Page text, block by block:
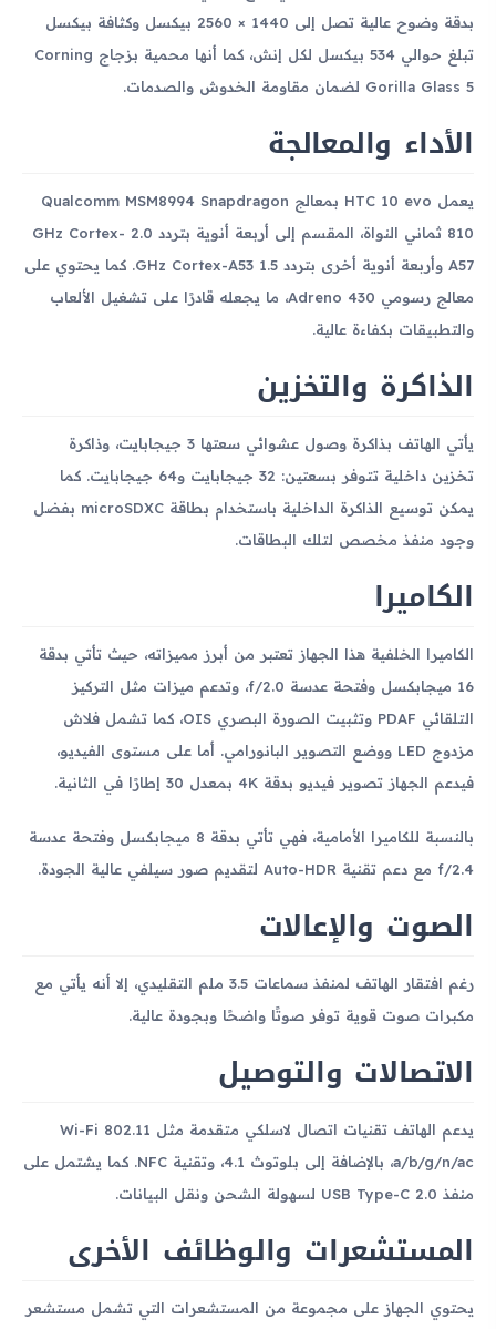
بدقة وضوح عالية تصل إلى 1440 × 2560 بيكسل وكثافة بيكسل
تبلغ حوالي 534 بيكسل لكل إنش، كما أنها محمية بزجاج Corning
Gorilla Glass 5 لضمان مقاومة الخدوش والصدمات.
الأداء والمعالجة
يعمل HTC 10 evo بمعالج Qualcomm MSM8994 Snapdragon
810 ثماني النواة، المقسم إلى أربعة أنوية بتردد 2.0 GHz Cortex-
A57 وأربعة أنوية أخرى بتردد 1.5 GHz Cortex-A53. كما يحتوي على
معالج رسومي Adreno 430، ما يجعله قادرًا على تشغيل الألعاب
والتطبيقات بكفاءة عالية.
الذاكرة والتخزين
يأتي الهاتف بذاكرة وصول عشوائي سعتها 3 جيجابايت، وذاكرة
تخزين داخلية تتوفر بسعتين: 32 جيجابايت و64 جيجابايت. كما
يمكن توسيع الذاكرة الداخلية باستخدام بطاقة microSDXC بفضل
وجود منفذ مخصص لتلك البطاقات.
الكاميرا
الكاميرا الخلفية هذا الجهاز تعتبر من أبرز مميزاته، حيث تأتي بدقة
16 ميجابكسل وفتحة عدسة f/2.0، وتدعم ميزات مثل التركيز
التلقائي PDAF وتثبيت الصورة البصري OIS، كما تشمل فلاش
مزدوج LED ووضع التصوير البانورامي. أما على مستوى الفيديو،
فيدعم الجهاز تصوير فيديو بدقة 4K بمعدل 30 إطارًا في الثانية.
بالنسبة للكاميرا الأمامية، فهي تأتي بدقة 8 ميجابكسل وفتحة عدسة
f/2.4 مع دعم تقنية Auto-HDR لتقديم صور سيلفي عالية الجودة.
الصوت والإعالات
رغم افتقار الهاتف لمنفذ سماعات 3.5 ملم التقليدي، إلا أنه يأتي مع
مكبرات صوت قوية توفر صوتًا واضحًا وبجودة عالية.
الاتصالات والتوصيل
يدعم الهاتف تقنيات اتصال لاسلكي متقدمة مثل Wi-Fi 802.11
a/b/g/n/ac، بالإضافة إلى بلوتوث 4.1، وتقنية NFC. كما يشتمل على
منفذ USB Type-C 2.0 لسهولة الشحن ونقل البيانات.
المستشعرات والوظائف الأخرى
يحتوي الجهاز على مجموعة من المستشعرات التي تشمل مستشعر